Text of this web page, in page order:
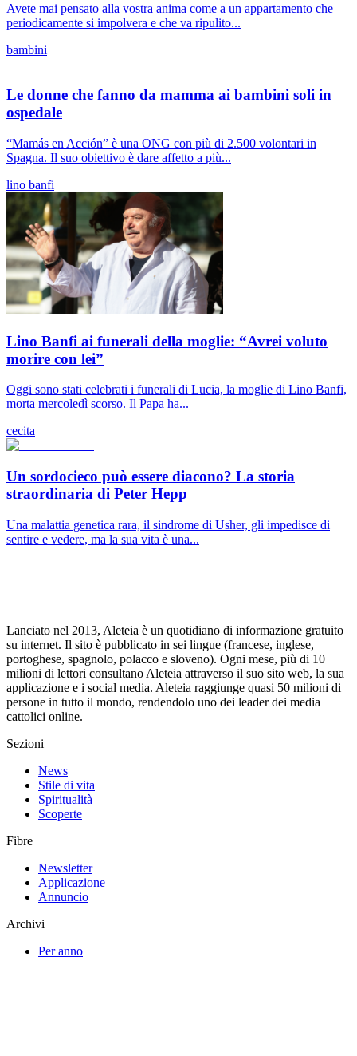
Avete mai pensato alla vostra anima come a un appartamento che
periodicamente si impolvera e che va ripulito...
bambini
Le donne che fanno da mamma ai bambini soli in
ospedale
“Mamás en Acción” è una ONG con più di 2.500 volontari in
Spagna. Il suo obiettivo è dare affetto a più...
lino banfi
Lino Banfi ai funerali della moglie: “Avrei voluto
morire con lei”
Oggi sono stati celebrati i funerali di Lucia, la moglie di Lino Banfi,
morta mercoledì scorso. Il Papa ha...
cecita
Un sordocieco può essere diacono? La storia
straordinaria di Peter Hepp
Una malattia genetica rara, il sindrome di Usher, gli impedisce di
sentire e vedere, ma la sua vita è una...
Lanciato nel 2013, Aleteia è un quotidiano di informazione gratuito
su internet. Il sito è pubblicato in sei lingue (francese, inglese,
portoghese, spagnolo, polacco e sloveno). Ogni mese, più di 10
milioni di lettori consultano Aleteia attraverso il suo sito web, la sua
applicazione e i social media. Aleteia raggiunge quasi 50 milioni di
persone in tutto il mondo, rendendolo uno dei leader dei media
cattolici online.
Sezioni
News
Stile di vita
Spiritualità
Scoperte
Fibre
Newsletter
Applicazione
Annuncio
Archivi
Per anno